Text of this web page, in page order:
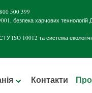
500 399
, безпека харчових технологій
ISO 10012 та система
Контакти